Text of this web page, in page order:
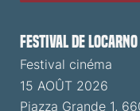
Festival de Locarno
Festival cinéma
15 AOÛT 2026
Piazza Grande 1,